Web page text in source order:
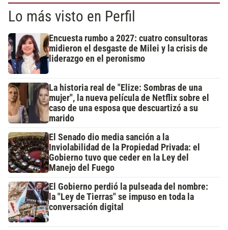
Lo más visto en Perfil
Encuesta rumbo a 2027: cuatro consultoras
midieron el desgaste de Milei y la crisis de
liderazgo en el peronismo
La historia real de "Elize: Sombras de una
mujer", la nueva película de Netflix sobre el
caso de una esposa que descuartizó a su
marido
El Senado dio media sanción a la
Inviolabilidad de la Propiedad Privada: el
Gobierno tuvo que ceder en la Ley del
Manejo del Fuego
El Gobierno perdió la pulseada del nombre:
la "Ley de Tierras" se impuso en toda la
conversación digital